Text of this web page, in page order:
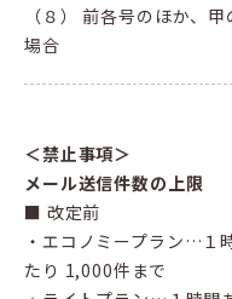
（８） 前各号のほか、
場合
＜禁止事項＞
メール送信件数の上限
■ 改定前
・エコノミープラン…１
たり 1,000件まで